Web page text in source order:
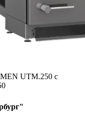
UTM.250 с
"